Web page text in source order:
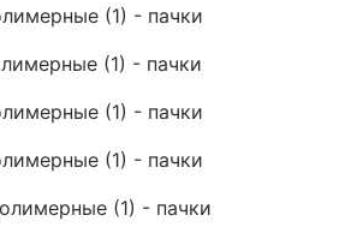
(1) - пачки
(1) - пачки
(1) - пачки
(1) - пачки
(1) - пачки